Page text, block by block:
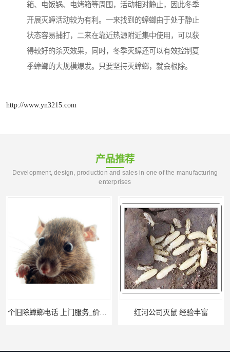
箱、电饭锅、电烤箱等周围，活动相对静止，因此冬季
开展灭蟑活动较为有利。一来找到的蟑螂由于处于静止
状态容易捕打，二来在靠近热源附近集中使用，可以获
得较好的杀灭效果，同时，冬季灭蟑还可以有效控制夏
季蟑螂的大规模爆发。只要坚持灭蟑螂，就会根除。
http://www.yn3215.com
产品推荐
Development, design, production and sales in one of the manufacturing
enterprises
红河公司灭鼠 经验丰富